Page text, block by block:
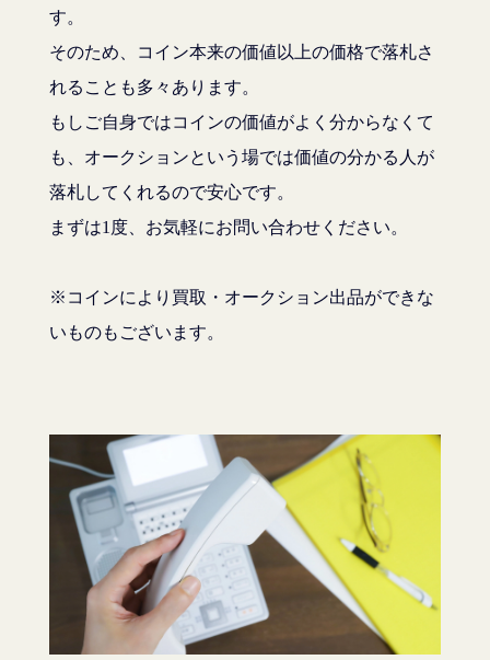
す。
そのため、コイン本来の価値以上の価格で落札さ
れることも多々あります。
もしご自身ではコインの価値がよく分からなくて
も、オークションという場では価値の分かる人が
落札してくれるので安心です。
まずは1度、お気軽にお問い合わせください。
※コインにより買取・オークション出品ができな
いものもございます。